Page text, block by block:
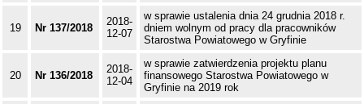
19 Nr 137/2018
2018-
12-07
w sprawie ustalenia dnia 24 grudnia 2018 r.
dniem wolnym od pracy dla pracowników
Starostwa Powiatowego w Gryfinie
20 Nr 136/2018
2018-
12-04
w sprawie zatwierdzenia projektu planu
finansowego Starostwa Powiatowego w
Gryfinie na 2019 rok